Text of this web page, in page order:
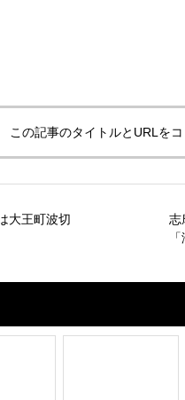
この記事のタイトルとURLを
大王町波切
志